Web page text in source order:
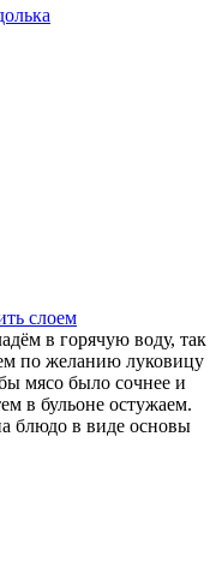
в горячую воду, так
по желанию луковицу
мясо было сочнее и
в бульоне остужаем.
блюдо в виде основы